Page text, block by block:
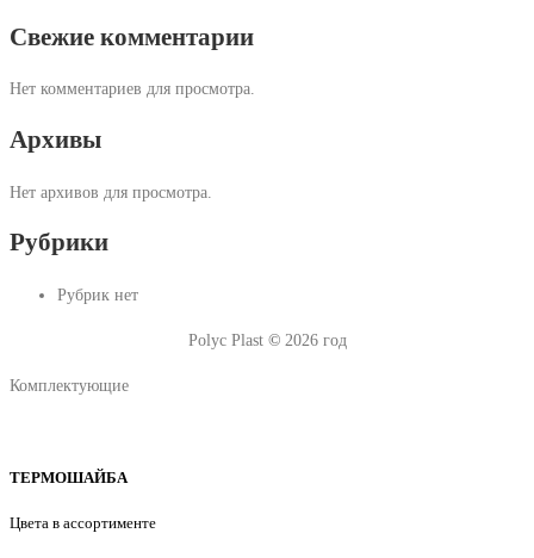
Свежие комментарии
Нет комментариев для просмотра.
Архивы
Нет архивов для просмотра.
Рубрики
Рубрик нет
Polyc Plast ©2026 год
Комплектующие
ТЕРМОШАЙБА
Цвета в ассортименте